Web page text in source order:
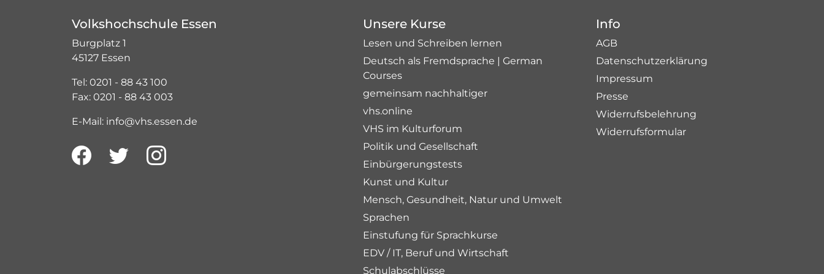
Volkshochschule Essen
Burgplatz 1
45127 Essen
Tel: 0201 - 88 43 100
Fax: 0201 - 88 43 003
E-Mail: info@vhs.essen.de
Unsere Kurse
Lesen und Schreiben lernen
Deutsch als Fremdsprache | German
Courses
gemeinsam nachhaltiger
vhs.online
VHS im Kulturforum
Politik und Gesellschaft
Einbürgerungstests
Kunst und Kultur
Mensch, Gesundheit, Natur und Umwelt
Sprachen
Einstufung für Sprachkurse
EDV / IT, Beruf und Wirtschaft
Schulabschlüsse
Info
AGB
Datenschutzerklärung
Impressum
Presse
Widerrufsbelehrung
Widerrufsformular